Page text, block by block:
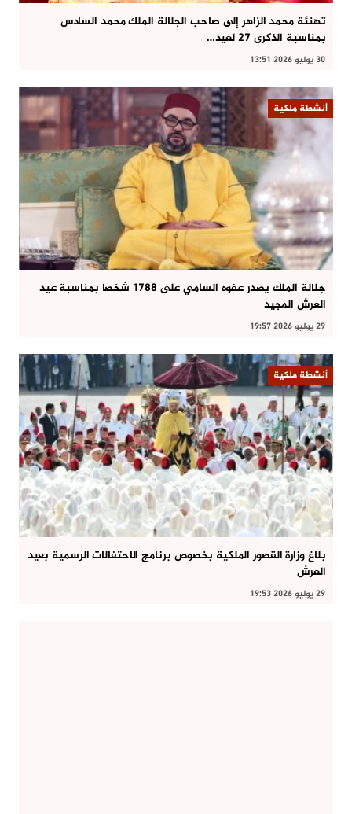
تهنئة محمد الزاهر إلى صاحب الجلالة الملك محمد السادس
بمناسبة الذكرى 27 لعيد…
30 يوليو 2026 13:51
أنشطة ملكية
جلالة الملك يصدر عفوه السامي على 1788 شخصا بمناسبة عيد
العرش المجيد
29 يوليو 2026 19:57
أنشطة ملكية
بلاغ وزارة القصور الملكية بخصوص برنامج الاحتفالات الرسمية بعيد
العرش
29 يوليو 2026 19:53